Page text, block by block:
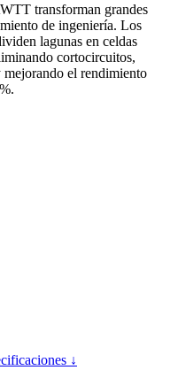
transforman grandes
de ingeniería. Los
lagunas en celdas
cortocircuitos,
el rendimiento
↓